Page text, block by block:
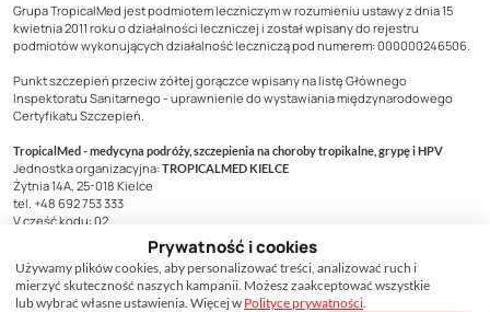
Grupa TropicalMed jest podmiotem leczniczym w rozumieniu ustawy z dnia 15
kwietnia 2011 roku o działalności leczniczej i został wpisany do rejestru
podmiotów wykonujących działalność leczniczą pod numerem: 000000246506.
Punkt szczepień przeciw żółtej gorączce wpisany na listę Głównego
Inspektoratu Sanitarnego - uprawnienie do wystawiania międzynarodowego
Certyfikatu Szczepień.
TropicalMed - medycyna podróży, szczepienia na choroby tropikalne, grypę i HPV
Jednostka organizacyjna:TROPICALMED KIELCE
Żytnia 14A, 25-018 Kielce
tel. +48 692 753 333
V część kodu: 02
Kontakt
Dla pracodawców
Prywatność i cookies
Używamy plików cookies, aby personalizować treści, analizować ruch i
mierzyć skuteczność naszych kampanii. Możesz zaakceptować wszystkie
lub wybrać własne ustawienia. Więcej w Polityce prywatności.